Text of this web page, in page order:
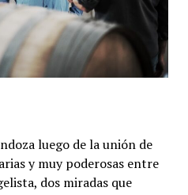
luego de la unión de
y muy poderosas entre
dos miradas que